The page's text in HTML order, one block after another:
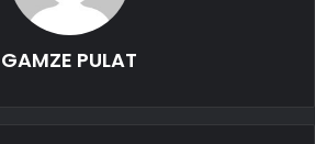
GAMZE PULAT